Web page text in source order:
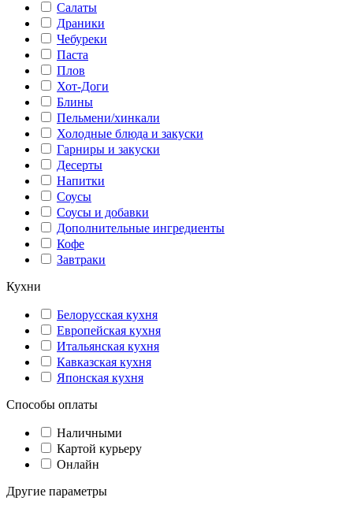
Салаты
Драники
Чебуреки
Паста
Плов
Хот-Доги
Блины
Пельмени/хинкали
Холодные блюда и закуски
Гарниры и закуски
Десерты
Напитки
Соусы
Соусы и добавки
Дополнительные ингредиенты
Кофе
Завтраки
Кухни
Белорусская кухня
Европейская кухня
Итальянская кухня
Кавказская кухня
Японская кухня
Способы оплаты
Наличными
Картой курьеру
Онлайн
Другие параметры